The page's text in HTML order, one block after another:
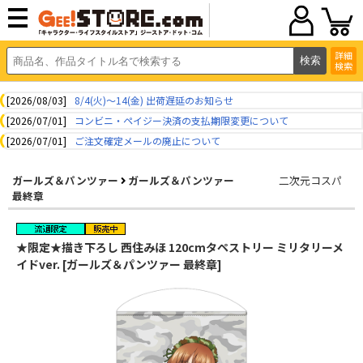
詳細
検索
[2026/08/03]
8/4(火)～14(金) 出荷遅延のお知らせ
[2026/07/01]
コンビニ・ペイジー決済の支払期限変更について
[2026/07/01]
ご注文確定メールの廃止について
ガールズ＆パンツァー
ガールズ＆パンツァー
最終章
二次元コスパ
★限定★描き下ろし 西住みほ 120cmタペストリー ミリタリーメ
イドver. [ガールズ＆パンツァー 最終章]